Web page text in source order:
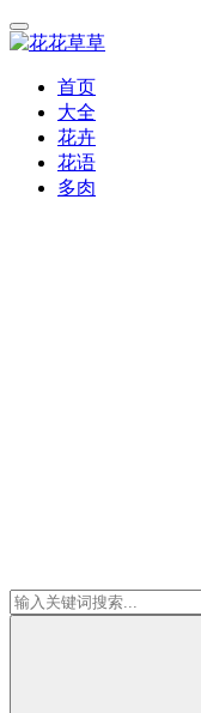
首页
大全
花卉
花语
多肉